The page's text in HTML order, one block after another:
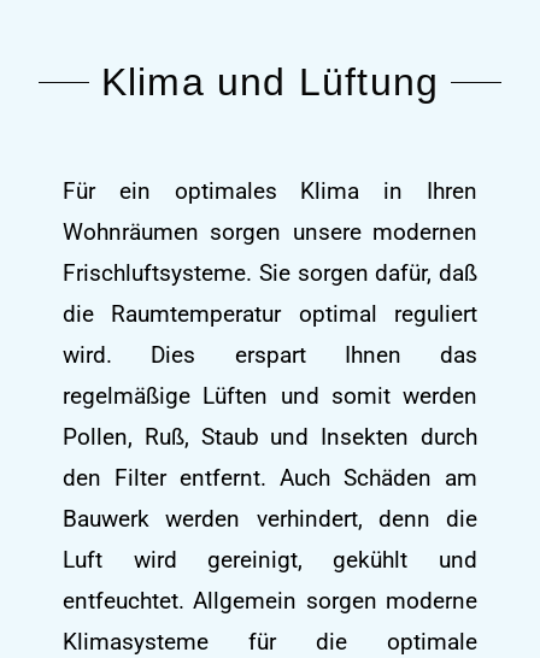
Klima und Lüftung
Für ein optimales Klima in Ihren
Wohnräumen sorgen unsere modernen
Frischluftsysteme. Sie sorgen dafür, daß
die Raumtemperatur optimal reguliert
wird. Dies erspart Ihnen das
regelmäßige Lüften und somit werden
Pollen, Ruß, Staub und Insekten durch
den Filter entfernt. Auch Schäden am
Bauwerk werden verhindert, denn die
Luft wird gereinigt, gekühlt und
entfeuchtet. Allgemein sorgen moderne
Klimasysteme für die optimale